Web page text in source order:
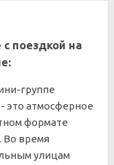
поездкой на
группе
это атмосферное
формате
. Во время
улицам